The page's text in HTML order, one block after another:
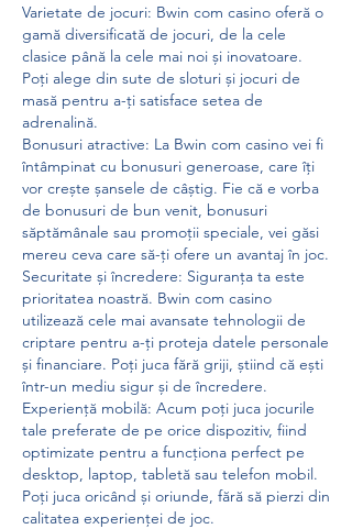
Varietate de jocuri: Bwin com casino oferă o
gamă diversificată de jocuri, de la cele
clasice până la cele mai noi și inovatoare.
Poți alege din sute de sloturi și jocuri de
masă pentru a-ți satisface setea de
adrenalină.
Bonusuri atractive: La Bwin com casino vei fi
întâmpinat cu bonusuri generoase, care îți
vor crește șansele de câștig. Fie că e vorba
de bonusuri de bun venit, bonusuri
săptămânale sau promoții speciale, vei găsi
mereu ceva care să-ți ofere un avantaj în joc.
Securitate și încredere: Siguranța ta este
prioritatea noastră. Bwin com casino
utilizează cele mai avansate tehnologii de
criptare pentru a-ți proteja datele personale
și financiare. Poți juca fără griji, știind că ești
într-un mediu sigur și de încredere.
Experiență mobilă: Acum poți juca jocurile
tale preferate de pe orice dispozitiv, fiind
optimizate pentru a funcționa perfect pe
desktop, laptop, tabletă sau telefon mobil.
Poți juca oricând și oriunde, fără să pierzi din
calitatea experienței de joc.